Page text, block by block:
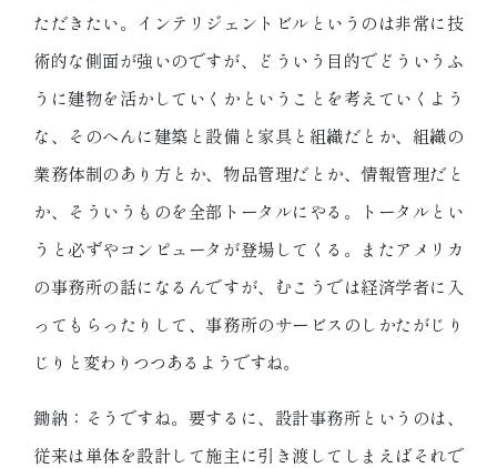
ただきたい。インテリジェントビルというのは非常に技
術的な側面が強いのですが、どういう目的でどういうふ
うに建物を活かしていくかということを考えていくよう
な、そのへんに建築と設備と家具と組織だとか、組織の
業務体制のあり方とか、物品管理だとか、情報管理だと
か、そういうものを全部トータルにやる。トータルとい
うと必ずやコンピュータが登場してくる。またアメリカ
の事務所の話になるんですが、むこうでは経済学者に入
ってもらったりして、事務所のサービスのしかたがじり
じりと変わりつつあるようですね。
鋤納：そうですね。要するに、設計事務所というのは、
従来は単体を設計して施主に引き渡してしまえばそれで